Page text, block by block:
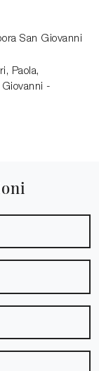
San Giovanni
Paola,
-